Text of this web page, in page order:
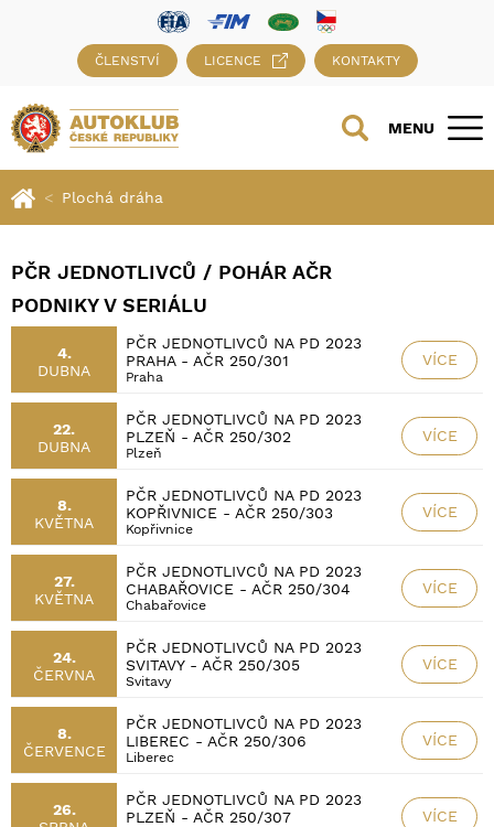
ČLENSTVÍ LICENCE KONTAKTY
MENU
Plochá dráha
PČR JEDNOTLIVCŮ / POHÁR AČR
PODNIKY V SERIÁLU
4.
DUBNA
PČR JEDNOTLIVCŮ NA PD 2023
PRAHA - AČR 250/301
Praha
VÍCE
22.
DUBNA
PČR JEDNOTLIVCŮ NA PD 2023
PLZEŇ - AČR 250/302
Plzeň
VÍCE
8.
KVĚTNA
PČR JEDNOTLIVCŮ NA PD 2023
KOPŘIVNICE - AČR 250/303
Kopřivnice
VÍCE
27.
KVĚTNA
PČR JEDNOTLIVCŮ NA PD 2023
CHABAŘOVICE - AČR 250/304
Chabařovice
VÍCE
24.
ČERVNA
PČR JEDNOTLIVCŮ NA PD 2023
SVITAVY - AČR 250/305
Svitavy
VÍCE
8.
ČERVENCE
PČR JEDNOTLIVCŮ NA PD 2023
LIBEREC - AČR 250/306
Liberec
VÍCE
26.
PČR JEDNOTLIVCŮ NA PD 2023
PLZEŇ - AČR 250/307
VÍCE